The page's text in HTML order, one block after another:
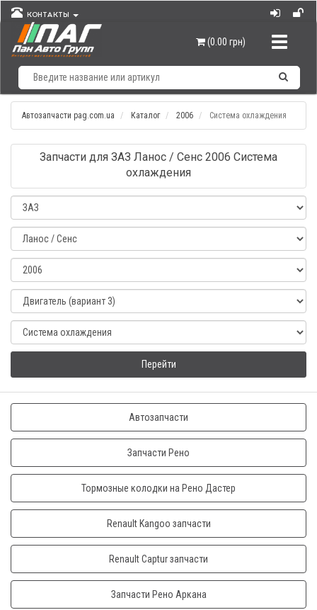
КОНТАКТЫ
(0.00 грн)
Автозапчасти pag.com.ua Каталог 2006 Система охлаждения
Запчасти для ЗАЗ Ланос / Сенс 2006 Система
охлаждения
Перейти
Автозапчасти
Запчасти Рено
Тормозные колодки на Рено Дастер
Renault Kangoo запчасти
Renault Captur запчасти
Запчасти Рено Аркана